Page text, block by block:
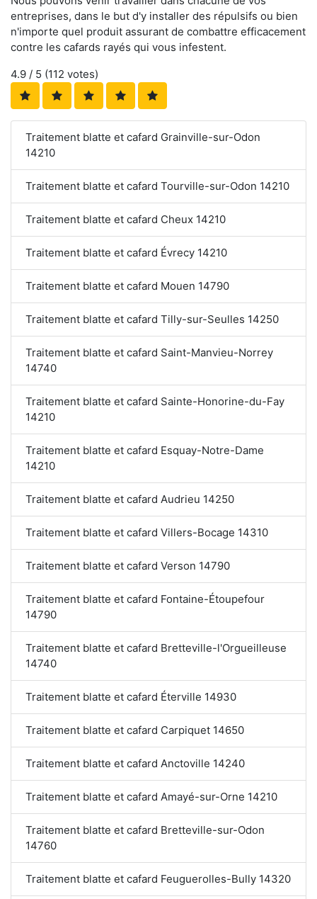
entreprises, dans le but d'y installer des répulsifs ou bien
n'importe quel produit assurant de combattre efficacement
contre les cafards rayés qui vous infestent.
4.9 / 5 (112 votes)
Traitement blatte et cafard Grainville-sur-Odon
14210
Traitement blatte et cafard Tourville-sur-Odon 14210
Traitement blatte et cafard Cheux 14210
Traitement blatte et cafard Évrecy 14210
Traitement blatte et cafard Mouen 14790
Traitement blatte et cafard Tilly-sur-Seulles 14250
Traitement blatte et cafard Saint-Manvieu-Norrey
14740
Traitement blatte et cafard Sainte-Honorine-du-Fay
14210
Traitement blatte et cafard Esquay-Notre-Dame
14210
Traitement blatte et cafard Audrieu 14250
Traitement blatte et cafard Villers-Bocage 14310
Traitement blatte et cafard Verson 14790
Traitement blatte et cafard Fontaine-Étoupefour
14790
Traitement blatte et cafard Bretteville-l'Orgueilleuse
14740
Traitement blatte et cafard Éterville 14930
Traitement blatte et cafard Carpiquet 14650
Traitement blatte et cafard Anctoville 14240
Traitement blatte et cafard Amayé-sur-Orne 14210
Traitement blatte et cafard Bretteville-sur-Odon
14760
Traitement blatte et cafard Feuguerolles-Bully 14320